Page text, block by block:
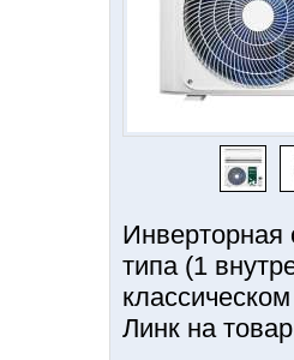
Инверторная
типа (1
Линк на